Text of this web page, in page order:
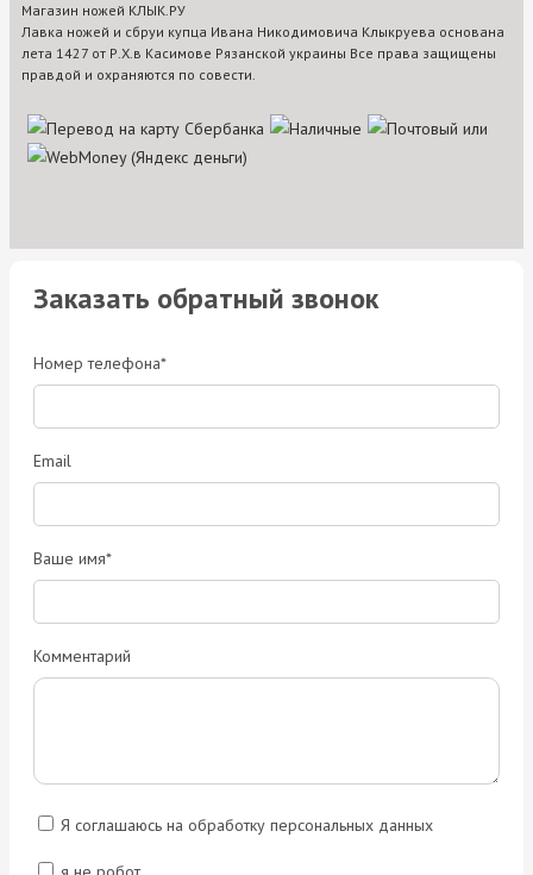
Магазин ножей КЛЫК.РУ
Лавка ножей и сбруи купца Ивана Никодимовича Клыкруева основана
лета 1427 от Р.Х.в Касимове Рязанской украины Все права защищены
правдой и охраняются по совести.
Заказать обратный звонок
Номер телефона*
Email
Ваше имя*
Комментарий
Я соглашаюсь на обработку персональных данных